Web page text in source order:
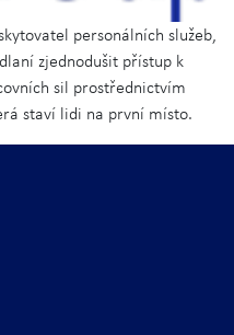
personálních služeb,
zjednodušit přístup k
sil prostřednictvím
staví lidi na první místo.